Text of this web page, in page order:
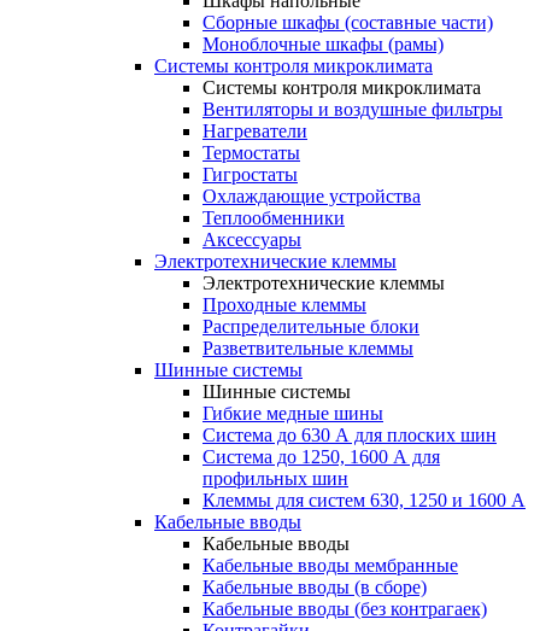
Сборные шкафы (составные части)
Моноблочные шкафы (рамы)
Системы контроля микроклимата
Системы контроля микроклимата
Вентиляторы и воздушные фильтры
Нагреватели
Термостаты
Гигростаты
Охлаждающие устройства
Теплообменники
Аксессуары
Электротехнические клеммы
Электротехнические клеммы
Проходные клеммы
Распределительные блоки
Разветвительные клеммы
Шинные системы
Шинные системы
Гибкие медные шины
Система до 630 А для плоских шин
Система до 1250, 1600 А для
профильных шин
Клеммы для систем 630, 1250 и 1600 А
Кабельные вводы
Кабельные вводы
Кабельные вводы мембранные
Кабельные вводы (в сборе)
Кабельные вводы (без контрагаек)